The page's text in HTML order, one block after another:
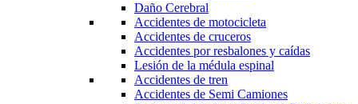
Daño Cerebral
Accidentes de motocicleta
Accidentes de cruceros
Accidentes por resbalones y caídas
Lesión de la médula espinal
Accidentes de tren
Accidentes de Semi Camiones